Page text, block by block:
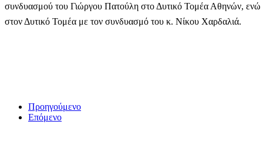
συνδυασμού του Γιώργου Πατούλη στο Δυτικό Τομέα Αθηνών, ενώ
στον Δυτικό Τομέα με τον συνδυασμό του κ. Νίκου Χαρδαλιά.
Προηγούμενο
Επόμενο